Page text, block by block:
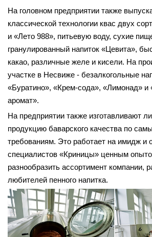
На головном предприятии также
классической технологии квас двух
и «Лето 988», питьевую воду, сухие
гранулированный напиток «Цевита»,
какао, различные желе и кисели. На
участке в Несвиже - безалкогольные
«Буратино», «Крем-сода», «Лимонад» и
аромат».
На предприятии также изготавливают
продукцию баварского качества по
требованиям. Это работает на имидж и
специалистов «Криницы» ценным
разнообразить ассортимент компании,
любителей пенного напитка.